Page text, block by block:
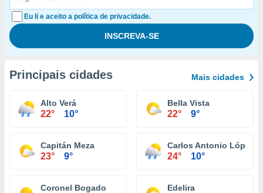
Eu li e aceito a política de privacidade.
Principais cidades Mais cidades
Alto Verá
22° 10°
Bella Vista
22° 9°
Capitán Meza
23° 9°
Carlos Antonio López
24° 10°
Coronel Bogado Edelira